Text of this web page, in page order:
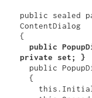
public sealed
ContentDialog
{
public
private set; }
  {